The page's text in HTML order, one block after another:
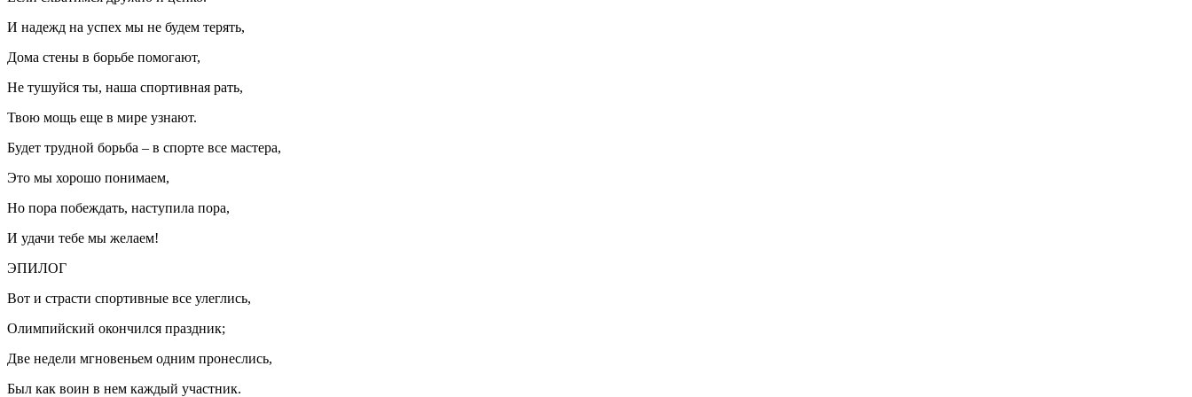
И надежд на успех мы не будем терять,
Дома стены в борьбе помогают,
Не тушуйся ты, наша спортивная рать,
Твою мощь еще в мире узнают.
Будет трудной борьба – в спорте все мастера,
Это мы хорошо понимаем,
Но пора побеждать, наступила пора,
И удачи тебе мы желаем!
ЭПИЛОГ
Вот и страсти спортивные все улеглись,
Олимпийский окончился праздник;
Две недели мгновеньем одним пронеслись,
Был как воин в нем каждый участник.